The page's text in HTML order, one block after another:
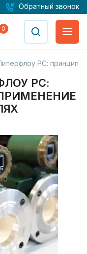
Обратный звонок
0
РС: принцип
РС: